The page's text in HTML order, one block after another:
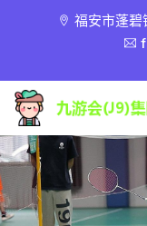
福安市蓬